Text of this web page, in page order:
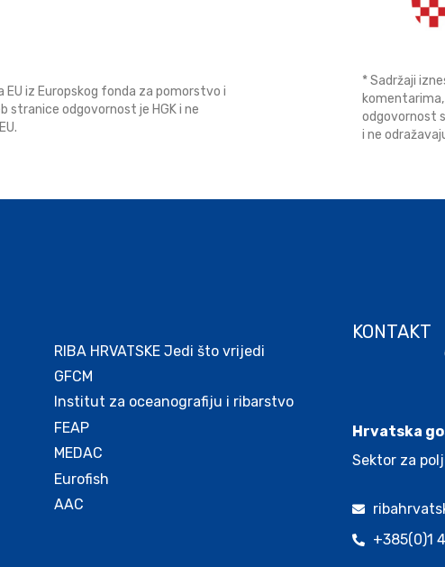
iz Europskog fonda za pomorstvo i
stranice odgovornost je HGK i ne
* Sadržaji
odgovornost
i ne
RIBA HRVATSKE Jedi što vrijedi
GFCM
Institut za oceanografiju i ribarstvo
FEAP
MEDAC
Eurofish
AAC
KONTAKT
Hrvatska
Sektor za
+385(0)1